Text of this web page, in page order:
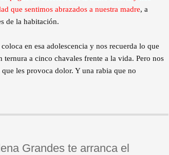
que sentimos abrazados a nuestra madre, a
de la habitación.
en esa adolescencia y nos recuerda lo que
ternura a cinco chavales frente a la vida. Pero nos
les provoca dolor. Y una rabia que no
Grandes te arranca el